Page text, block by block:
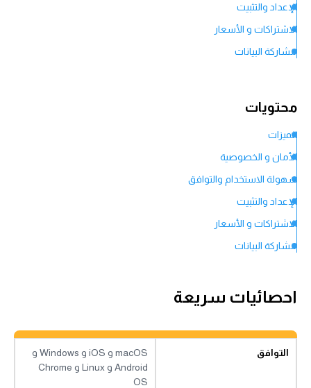
الإعداد والتثبيت
الاشتراكات و الأسعار
مشاركة البيانات
محتويات
الميزات
الأمان و الخصوصية
سهولة الاستخدام والتوافق
الإعداد والتثبيت
الاشتراكات و الأسعار
مشاركة البيانات
الحكم النهائي
احصائيات سريعة
التوافق
macOS و iOS و Windows و
Android و Linux و Chrome
OS